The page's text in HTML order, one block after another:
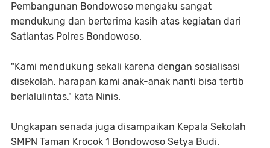
Pembangunan Bondowoso mengaku sangat
mendukung dan berterima kasih atas kegiatan dari
Satlantas Polres Bondowoso.
"Kami mendukung sekali karena dengan sosialisasi
disekolah, harapan kami anak-anak nanti bisa tertib
berlalulintas," kata Ninis.
Ungkapan senada juga disampaikan Kepala Sekolah
SMPN Taman Krocok 1 Bondowoso Setya Budi.